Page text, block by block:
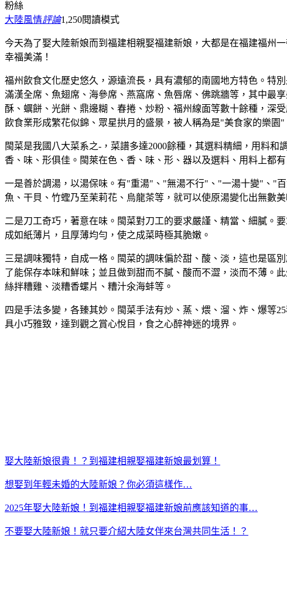
粉絲
大陸風情評論1,250閱讀模式
今天為了娶大陸新娘而到福建相親娶福建新娘，大都是在福建福州
幸福美滿！
福州飲食文化歷史悠久，源遠流長，具有濃郁的南國地方特色。特
滿漢全席、魚翅席、海參席、燕窩席、魚唇席、佛跳牆等，其中最
酥、蠣餅、光餅、鼎邊糊、春捲、炒粉、福州線面等數十餘種，深
飲食業形成繁花似錦、眾星拱月的盛景，被人稱為是"美食家的樂園"
閩菜是我國八大菜系之-，菜譜多達2000餘種，其選料精細，用料
香、味、形俱佳。閩萊在色、香、味、形、器以及選料、用料上都
一是善於調湯，以湯保味。有"重湯"、"無湯不行"、"一湯十變"、"
魚、干貝、竹蟶乃至茉莉花、烏龍茶等，就可以使原湯變化出無數
二是刀工奇巧，著意在味。閩菜對刀工的要求嚴謹、精當、細膩。
成如紙薄片，且厚薄均勻，使之成菜時極其脆嫩。
三是調味獨特，自成一格。閩菜的調味偏於甜、酸、淡，這也是區
了能保存本味和鮮味；並且做到甜而不膩、酸而不澀，淡而不薄。
絲拌糟雞、淡糟香螺片、糟汁氽海蚌等。
四是手法多變，各臻其妙。閩菜手法有炒、蒸、煨、溜、炸、爆等
具小巧雅致，達到觀之賞心悅目，食之心醉神迷的境界。
娶大陸新娘很貴！？到福建相親娶福建新娘最划算！
想娶到年輕未婚的大陸新娘？你必須這樣作…
2025年娶大陸新娘！到福建相親娶福建新娘前應該知道的事…
不要娶大陸新娘！就只要介紹大陸女伴來台灣共同生活！？